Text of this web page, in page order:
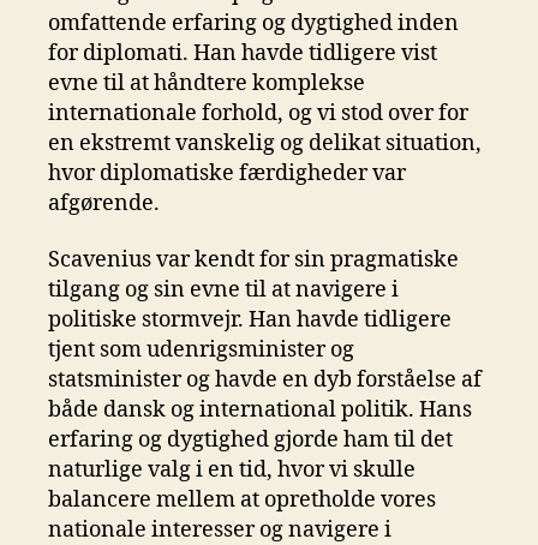
omfattende erfaring og dygtighed inden
for diplomati. Han havde tidligere vist
evne til at håndtere komplekse
internationale forhold, og vi stod over for
en ekstremt vanskelig og delikat situation,
hvor diplomatiske færdigheder var
afgørende.
Scavenius var kendt for sin pragmatiske
tilgang og sin evne til at navigere i
politiske stormvejr. Han havde tidligere
tjent som udenrigsminister og
statsminister og havde en dyb forståelse af
både dansk og international politik. Hans
erfaring og dygtighed gjorde ham til det
naturlige valg i en tid, hvor vi skulle
balancere mellem at opretholde vores
nationale interesser og navigere i